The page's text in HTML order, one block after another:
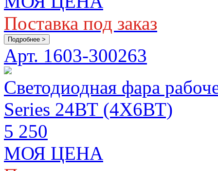
Поставка под заказ
Подробнее >
Арт. 1603-300263
Светодиодная фара
Series 24ВТ (4Х6ВТ)
5 250
МОЯ ЦЕНА